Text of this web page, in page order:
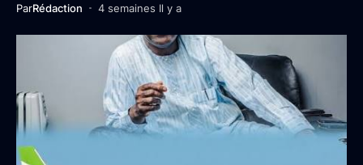
ParRédaction 4 semaines Il y a